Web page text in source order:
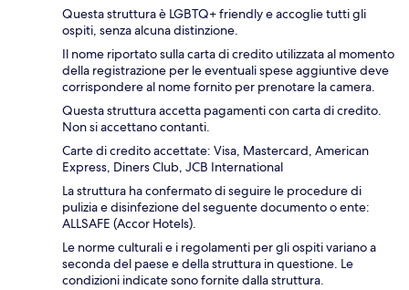
Questa struttura è LGBTQ+ friendly e accoglie tutti gli
ospiti, senza alcuna distinzione.
Il nome riportato sulla carta di credito utilizzata al momento
della registrazione per le eventuali spese aggiuntive deve
corrispondere al nome fornito per prenotare la camera.
Questa struttura accetta pagamenti con carta di credito.
Non si accettano contanti.
Carte di credito accettate: Visa, Mastercard, American
Express, Diners Club, JCB International
La struttura ha confermato di seguire le procedure di
pulizia e disinfezione del seguente documento o ente:
ALLSAFE (Accor Hotels).
Le norme culturali e i regolamenti per gli ospiti variano a
seconda del paese e della struttura in questione. Le
condizioni indicate sono fornite dalla struttura.